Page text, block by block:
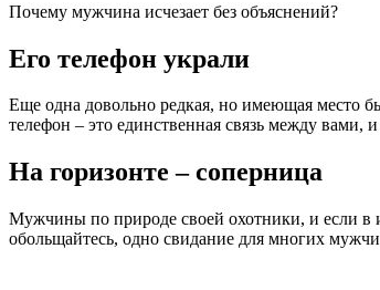
Почему мужчина исчезает без объяснений?
Его телефон украли
Еще одна довольно редкая, но имеющая место
телефон – это единственная связь между вами,
На горизонте – соперница
Мужчины по природе своей охотники, и если в
обольщайтесь, одно свидание для многих